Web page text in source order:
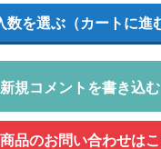
新規コメントを書き込む